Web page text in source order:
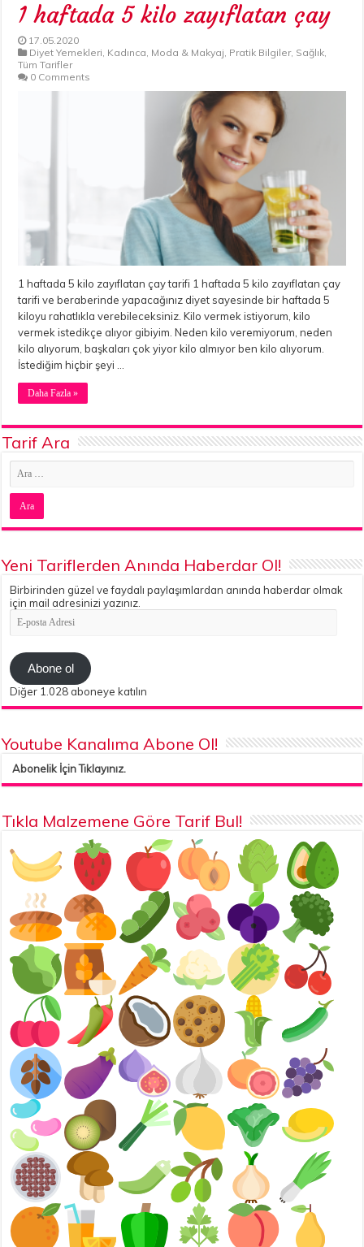
1 haftada 5 kilo zayıflatan çay
17.05.2020
Diyet Yemekleri, Kadınca, Moda & Makyaj, Pratik Bilgiler, Sağlık,
Tüm Tarifler
0 Comments
1 haftada 5 kilo zayıflatan çay tarifi 1 haftada 5 kilo zayıflatan çay
tarifi ve beraberinde yapacağınız diyet sayesinde bir haftada 5
kiloyu rahatlıkla verebileceksiniz. Kilo vermek istiyorum, kilo
vermek istedikçe alıyor gibiyim. Neden kilo veremiyorum, neden
kilo alıyorum, başkaları çok yiyor kilo almıyor ben kilo alıyorum.
İstediğim hiçbir şeyi …
Daha Fazla »
Tarif Ara
Yeni Tariflerden Anında Haberdar Ol!
Birbirinden güzel ve faydalı paylaşımlardan anında haberdar olmak
için mail adresinizi yazınız.
E-
posta
Abone ol
Diğer 1.028 aboneye katılın
Youtube Kanalıma Abone Ol!
Abonelik İçin Tıklayınız.
Tıkla Malzemene Göre Tarif Bul!